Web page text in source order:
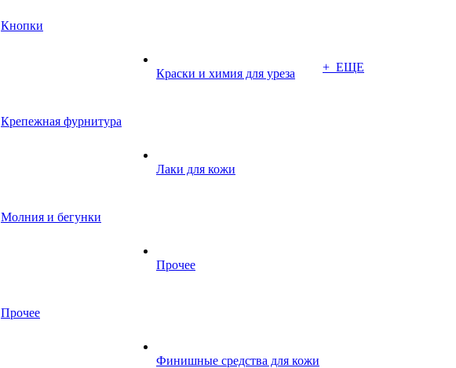
Кнопки
Крепежная фурнитура
Молния и бегунки
Прочее
Краски и химия для уреза
Лаки для кожи
Прочее
Финишные средства для кожи
+ ЕЩЕ